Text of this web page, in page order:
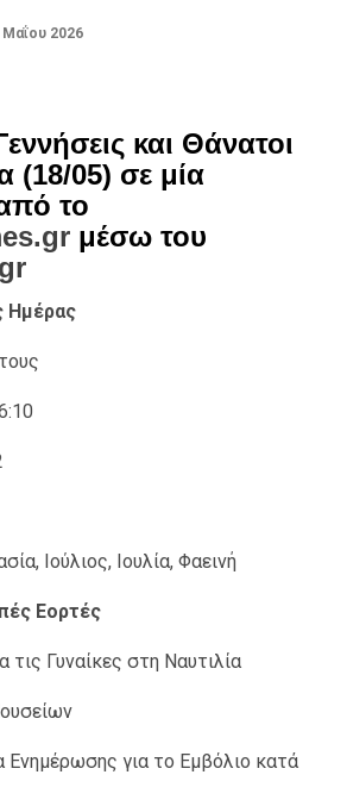
2026
και Θάνατοι
(18/05) σε μία
το
μέσω του
Ημέρας
Ιούλιος, Ιουλία, Φαεινή
Εορτές
τις Γυναίκες στη Ναυτιλία
Ενημέρωσης για το Εμβόλιο κατά